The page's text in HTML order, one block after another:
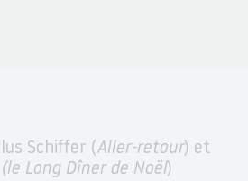
Schiffer (Aller-retour) et
(le Long Dîner de Noël)